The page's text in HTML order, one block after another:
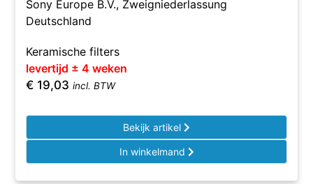
Sony Europe B.V., Zweigniederlassung
Deutschland
Keramische filters
levertijd ± 4 weken
€ 19,03 incl. BTW
Bekijk artikel
In winkelmand